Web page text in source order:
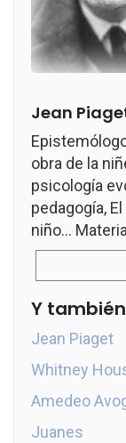
Jean
obra de la
psicología
pedagogía,
niño...
Y también
Jean Piaget
Whitney
Amedeo
Juanes